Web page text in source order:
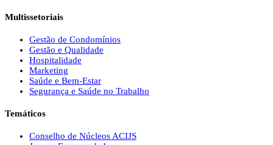
Multissetoriais
Gestão de Condomínios
Gestão e Qualidade
Hospitalidade
Marketing
Saúde e Bem-Estar
Segurança e Saúde no Trabalho
Temáticos
Conselho de Núcleos ACIJS